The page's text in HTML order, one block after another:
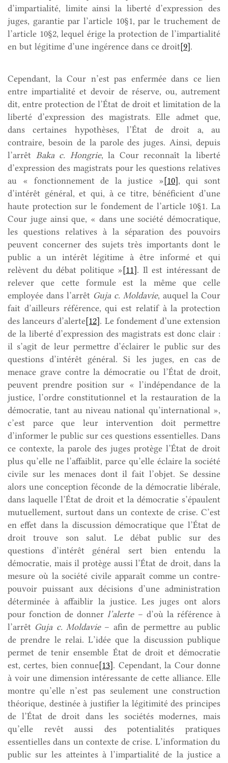
d’impartialité, limite ainsi la liberté d’expression des
juges, garantie par l’article 10§1, par le truchement de
l’article 10§2, lequel érige la protection de l’impartialité
en but légitime d’une ingérence dans ce droit[9].
Cependant, la Cour n’est pas enfermée dans ce lien
entre impartialité et devoir de réserve, ou, autrement
dit, entre protection de l’État de droit et limitation de la
liberté d’expression des magistrats. Elle admet que,
dans certaines hypothèses, l’État de droit a, au
contraire, besoin de la parole des juges. Ainsi, depuis
l’arrêt Baka c. Hongrie, la Cour reconnaît la liberté
d’expression des magistrats pour les questions relatives
au « fonctionnement de la justice »[10], qui sont
d’intérêt général, et qui, à ce titre, bénéficient d’une
haute protection sur le fondement de l’article 10§1. La
Cour juge ainsi que, « dans une société démocratique,
les questions relatives à la séparation des pouvoirs
peuvent concerner des sujets très importants dont le
public a un intérêt légitime à être informé et qui
relèvent du débat politique »[11]. Il est intéressant de
relever que cette formule est la même que celle
employée dans l’arrêt Guja c. Moldavie, auquel la Cour
fait d’ailleurs référence, qui est relatif à la protection
des lanceurs d’alerte[12]. Le fondement d’une extension
de la liberté d’expression des magistrats est donc clair :
il s’agit de leur permettre d’éclairer le public sur des
questions d’intérêt général. Si les juges, en cas de
menace grave contre la démocratie ou l’État de droit,
peuvent prendre position sur « l’indépendance de la
justice, l’ordre constitutionnel et la restauration de la
démocratie, tant au niveau national qu’international »,
c’est parce que leur intervention doit permettre
d’informer le public sur ces questions essentielles. Dans
ce contexte, la parole des juges protège l’État de droit
plus qu’elle ne l’affaiblit, parce qu’elle éclaire la société
civile sur les menaces dont il fait l’objet. Se dessine
alors une conception féconde de la démocratie libérale,
dans laquelle l’État de droit et la démocratie s’épaulent
mutuellement, surtout dans un contexte de crise. C’est
en effet dans la discussion démocratique que l’État de
droit trouve son salut. Le débat public sur des
questions d’intérêt général sert bien entendu la
démocratie, mais il protège aussi l’État de droit, dans la
mesure où la société civile apparaît comme un contre-
pouvoir puissant aux décisions d’une administration
déterminée à affaiblir la justice. Les juges ont alors
pour fonction de donner l’alerte– d’où la référence à
l’arrêt Guja c. Moldavie– afin de permettre au public
de prendre le relai. L’idée que la discussion publique
permet de tenir ensemble État de droit et démocratie
est, certes, bien connue[13]. Cependant, la Cour donne
à voir une dimension intéressante de cette alliance. Elle
montre qu’elle n’est pas seulement une construction
théorique, destinée à justifier la légitimité des principes
de l’État de droit dans les sociétés modernes, mais
qu’elle revêt aussi des potentialités pratiques
essentielles dans un contexte de crise. L’information du
public sur les atteintes à l’impartialité de la justice a